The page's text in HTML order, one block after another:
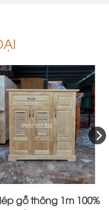
gỗ thông 1m 100%